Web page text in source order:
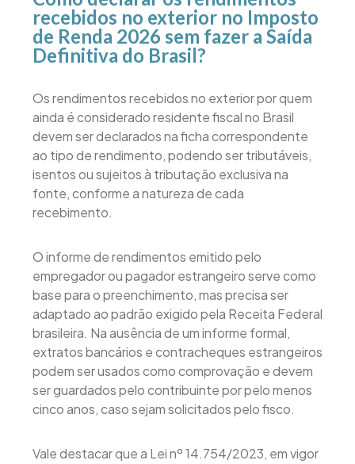
recebidos no exterior no Imposto
de Renda 2026 sem fazer a Saída
Definitiva do Brasil?
Os rendimentos recebidos no exterior por quem
ainda é considerado residente fiscal no Brasil
devem ser declarados na ficha correspondente
ao tipo de rendimento, podendo ser tributáveis,
isentos ou sujeitos à tributação exclusiva na
fonte, conforme a natureza de cada
recebimento.
O informe de rendimentos emitido pelo
empregador ou pagador estrangeiro serve como
base para o preenchimento, mas precisa ser
adaptado ao padrão exigido pela Receita Federal
brasileira. Na ausência de um informe formal,
extratos bancários e contracheques estrangeiros
podem ser usados como comprovação e devem
ser guardados pelo contribuinte por pelo menos
cinco anos, caso sejam solicitados pelo fisco.
Vale destacar que a Lei nº 14.754/2023, em vigor